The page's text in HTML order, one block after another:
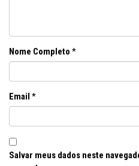
Nome Completo *
Email *
Salvar meus dados neste